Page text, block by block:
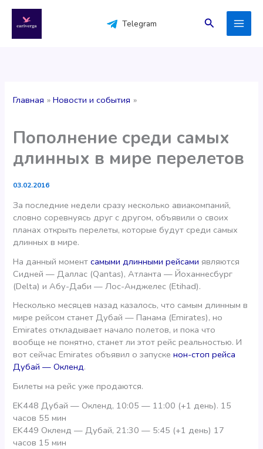
содержимому
Telegram Поиск
Главная Новости и события
Пополнение среди самых
длинных в мире перелетов
03.02.2016
За последние недели сразу несколько авиакомпаний,
словно соревнуясь друг с другом, объявили о своих
планах открыть перелеты, которые будут среди самых
длинных в мире.
На данный моментсамыми длинными рейсами являются
Сидней — Даллас (Qantas), Атланта — Йоханнесбург
(Delta) и Абу-Даби — Лос-Анджелес (Etihad).
Несколько месяцев назад казалось, что самым длинным в
мире рейсом станет Дубай — Панама (Emirates), но
Emirates откладывает начало полетов, и пока что
вообще не понятно, станет ли этот рейс реальностью. И
вот сейчас Emirates объявил о запускенон-стоп рейса
Дубай — Окленд.
Билеты на рейс уже продаются.
EK448 Дубай — Окленд, 10:05 — 11:00 (+1 день). 15
часов 55 мин
EK449 Окленд — Дубай, 21:30 — 5:45 (+1 день) 17
часов 15 мин